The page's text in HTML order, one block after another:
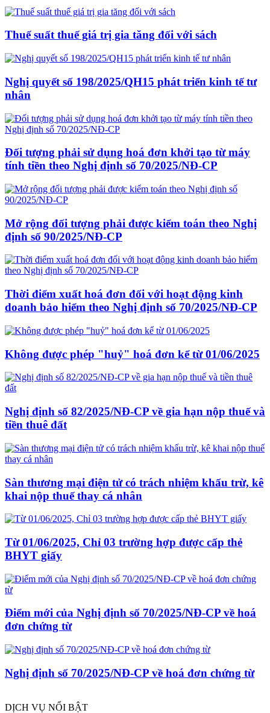
Thuế suất thuế giá trị gia tăng đối với sách
Nghị quyết số 198/2025/QH15 phát triển kinh tế tư
nhân
Đối tượng phải sử dụng hoá đơn khởi tạo từ máy
tính tiền theo Nghị định số 70/2025/NĐ-CP
Mở rộng đối tượng phải được kiểm toán theo Nghị
định số 90/2025/NĐ-CP
Thời điểm xuất hoá đơn đối với hoạt động kinh
doanh bảo hiểm theo Nghị định số 70/2025/NĐ-CP
Không được phép "huỷ" hoá đơn kể từ 01/06/2025
Nghị định số 82/2025/NĐ-CP về gia hạn nộp thuế và
tiền thuê đất
Sàn thương mại điện tử có trách nhiệm khấu trừ, kê
khai nộp thuế thay cá nhân
Từ 01/06/2025, Chỉ 03 trường hợp được cấp thẻ
BHYT giấy
Điểm mới của Nghị định số 70/2025/NĐ-CP về hoá
đơn chứng từ
Nghị định số 70/2025/NĐ-CP về hoá đơn chứng từ
DỊCH VỤ NỔI BẬT